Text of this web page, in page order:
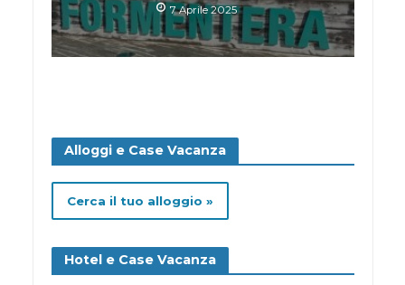
7 Aprile 2025
Alloggi e Case Vacanza
Cerca il tuo alloggio »
Hotel e Case Vacanza